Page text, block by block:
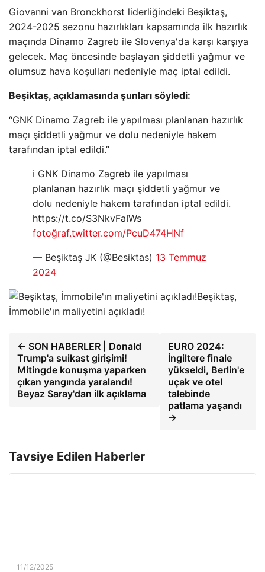
Giovanni van Bronckhorst liderliğindeki Beşiktaş,
2024-2025 sezonu hazırlıkları kapsamında ilk hazırlık
maçında Dinamo Zagreb ile Slovenya'da karşı karşıya
gelecek. Maç öncesinde başlayan şiddetli yağmur ve
olumsuz hava koşulları nedeniyle maç iptal edildi.
Beşiktaş, açıklamasında şunları söyledi:
“GNK Dinamo Zagreb ile yapılması planlanan hazırlık
maçı şiddetli yağmur ve dolu nedeniyle hakem
tarafından iptal edildi.”
ℹ GNK Dinamo Zagreb ile yapılması
planlanan hazırlık maçı şiddetli yağmur ve
dolu nedeniyle hakem tarafından iptal edildi.
https://t.co/S3NkvFaIWs
fotoğraf.twitter.com/PcuD474HNf
— Beşiktaş JK (@Besiktas) 13 Temmuz
2024
Beşiktaş,
İmmobile'ın maliyetini açıkladı!
← SON HABERLER | Donald
Trump'a suikast girişimi!
Mitingde konuşma yaparken
çıkan yangında yaralandı!
Beyaz Saray'dan ilk açıklama
EURO 2024:
İngiltere finale
yükseldi, Berlin'e
uçak ve otel
talebinde
patlama yaşandı
→
Tavsiye Edilen Haberler
11/12/2025